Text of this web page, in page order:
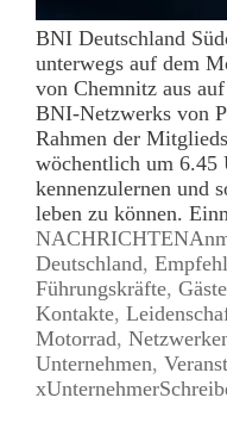
BNI Deutschland
unterwegs auf dem
von Chemnitz aus
BNI-Netzwerks von
Rahmen der
wöchentlich um 6.45
kennenzulernen und
leben zu können.
Kategorien
NACHRICHTENTags
Deutschland,
Führungskräfte, Gäste
Kontakte,
Motorrad,
Unternehmen,
xUnternehmer